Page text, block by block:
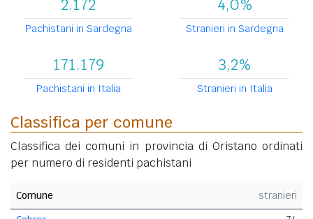
2.172
Pachistani in Sardegna
4,0%
Stranieri in Sardegna
171.179
Pachistani in Italia
3,2%
Stranieri in Italia
Classifica per comune
Classifica dei comuni in provincia di Oristano ordinati
per numero di residenti pachistani
Comune
stranieri